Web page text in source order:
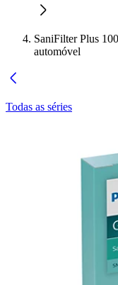
SaniFilter Plus
automóvel
Todas as séries